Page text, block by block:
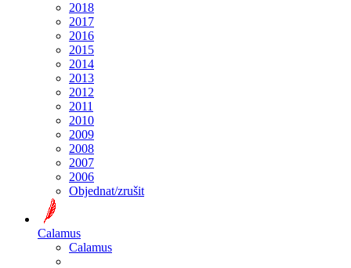
2018
2017
2016
2015
2014
2013
2012
2011
2010
2009
2008
2007
2006
Objednat/zrušit
Calamus
Calamus